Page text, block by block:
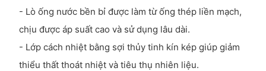
- Lò ống nước bền bỉ được làm từ ống thép liền mạch,
chịu được áp suất cao và sử dụng lâu dài.
- Lớp cách nhiệt bằng sợi thủy tinh kín kép giúp giảm
thiểu thất thoát nhiệt và tiêu thụ nhiên liệu.